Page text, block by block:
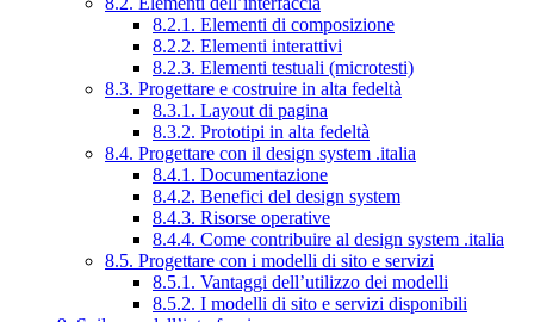
8.2.1. Elementi di composizione
8.2.2. Elementi interattivi
8.2.3. Elementi testuali (microtesti)
8.3. Progettare e costruire in alta fedeltà
8.3.1. Layout di pagina
8.3.2. Prototipi in alta fedeltà
8.4. Progettare con il design system .italia
8.4.1. Documentazione
8.4.2. Benefici del design system
8.4.3. Risorse operative
8.4.4. Come contribuire al design system .italia
8.5. Progettare con i modelli di sito e servizi
8.5.1. Vantaggi dell’utilizzo dei modelli
8.5.2. I modelli di sito e servizi disponibili